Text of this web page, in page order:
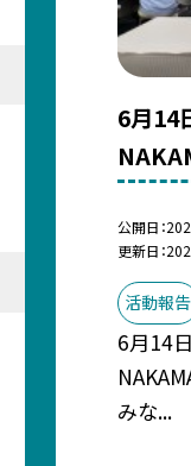
6月14
公開日
更新日
活動報告
6月14日
みな...